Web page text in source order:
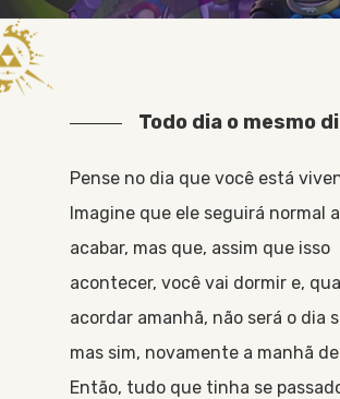
Todo dia o mesmo
Pense no dia que você está
Imagine que ele seguirá normal
acabar, mas que, assim que isso
acontecer, você vai dormir e,
acordar amanhã, não será o dia
mas sim, novamente a manhã
Então, tudo que tinha se